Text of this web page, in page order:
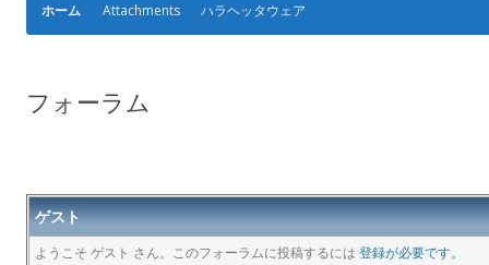
ホーム Attachments ハラヘッタウェア
フォーラム
ゲスト
ようこそ ゲスト さん。このフォーラムに投稿するには 登録が必要です。